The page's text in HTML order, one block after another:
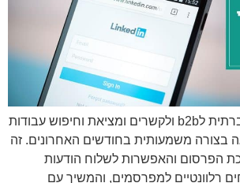
לינקדאין, הרשת החברתית לb2b ולקשרים ומציאת וחיפוש עבודות
בצורה משמעותית בחודשים האחרונים. זה
הפרסום והאפשרות לשלוח הודעות
רלוונטיים למפרסמים, והמשיך עם